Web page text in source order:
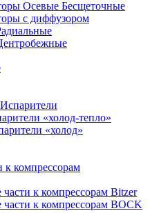
Осевые Бесщеточные
с диффузором
«холод-тепло»
«холод»
к компрессорам
части к компрессорам Bitzer
части к компрессорам BOCK